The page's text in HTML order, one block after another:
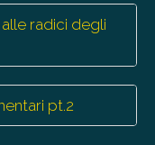
radici degli
pt.2